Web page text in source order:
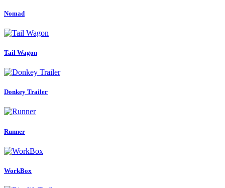
Nomad
Tail Wagon
Donkey Trailer
Runner
WorkBox